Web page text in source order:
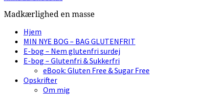
Madkærlighed en masse
Hjem
MIN NYE BOG – BAG GLUTENFRIT
E-bog – Nem glutenfri surdej
E-bog – Glutenfri & Sukkerfri
eBook: Gluten Free & Sugar Free
Opskrifter
Om mig